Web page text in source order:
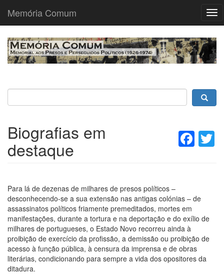
Passar
para
Memória Comum
Biografias em
destaque
Para lá de dezenas de milhares de presos políticos –
desconhecendo-se a sua extensão nas antigas colónias – de
assassinatos políticos friamente premeditados, mortes em
manifestações, durante a tortura e na deportação e do exílio de
milhares de portugueses, o Estado Novo recorreu ainda à
proibição de exercício da profissão, a demissão ou proibição de
acesso à função pública, à censura da imprensa e de obras
literárias, condicionando para sempre a vida dos opositores da
ditadura.